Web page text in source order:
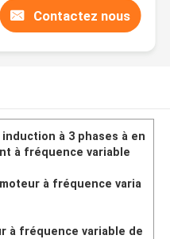
Contactez nous
à 3 phases à en
à fréquence variable
à fréquence varia
à fréquence variable de